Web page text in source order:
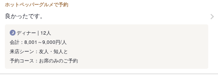
ホットペッパーグルメで予約
良かったです。
ディナー | 12人
会計：8,001～9,000円/人
来店シーン：友人・知人と
予約コース：お席のみのご予約